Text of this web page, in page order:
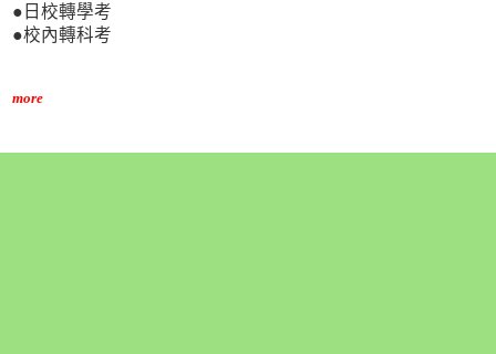
●日校轉學考
●校內轉科考
more